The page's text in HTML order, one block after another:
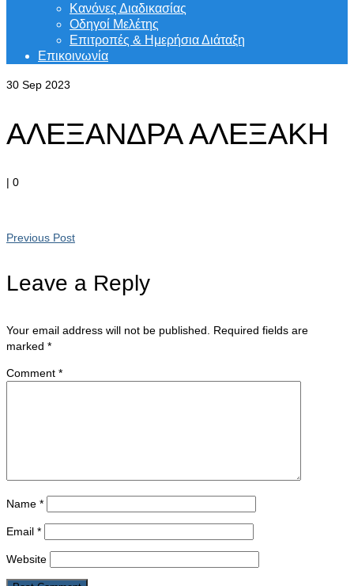
Κανόνες Διαδικασίας
Οδηγοί Μελέτης
Επιτροπές & Ημερήσια Διάταξη
Επικοινωνία
30 Sep 2023
ΑΛΕΞΑΝΔΡΑ ΑΛΕΞΑΚΗ
| 0
Previous Post
Leave a Reply
Your email address will not be published.
Required fields are
marked *
Comment *
Name *
Email *
Website